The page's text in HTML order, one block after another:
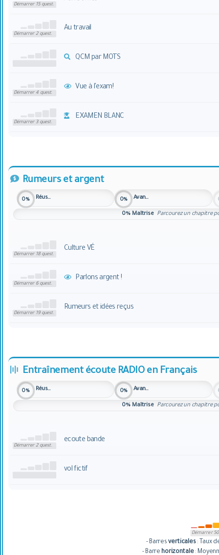
Démarrer 15 quest.
Démarrer 2 quest.
Au travail
QCM par MOTS
Démarrer 4 quest.
Vue à l'exam!
Démarrer 3 quest.
EXAMEN BLANC
Rumeurs et argent
0% Réussite 0% Avancement
0% Maîtrise Parcourez un chapitre
Démarrer 18 quest.
Culture VÉ
Démarrer 6 quest.
Parlons argent !
Démarrer 19 quest.
Rumeurs et idées reçus
Entraînement écoute RADIO en Français
0% Réussite 0% Avancement
0% Maîtrise Parcourez un chapitre
Démarrer 2 quest.
ecoute bande
vol fictif
Démarrer
- Barresverticales: Taux
- Barre horizontale: